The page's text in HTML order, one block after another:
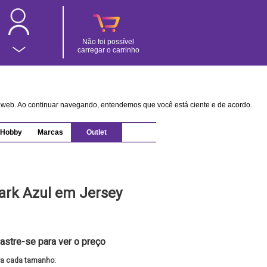
Não foi possível
carregar o carrinho
Ao continuar navegando, entendemos que você está ciente e de acordo.
Hobby Marcas Outlet
Azul em Jersey
se para ver o preço
cada tamanho: